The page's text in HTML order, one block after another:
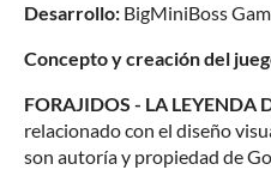
Desarrollo: BigMiniBoss
Concepto y creación del
FORAJIDOS - LA LEYENDA
relacionado con el diseño
son autoría y propiedad de